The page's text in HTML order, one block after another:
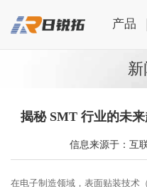
产品
揭秘 SMT 行业的未
信息来源于：互
在电子制造领域，表面贴装技术